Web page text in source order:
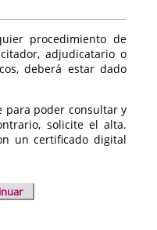
procedimiento de
adjudicatario o
deberá estar dado
para poder consultar y
solicite el alta.
un certificado digital